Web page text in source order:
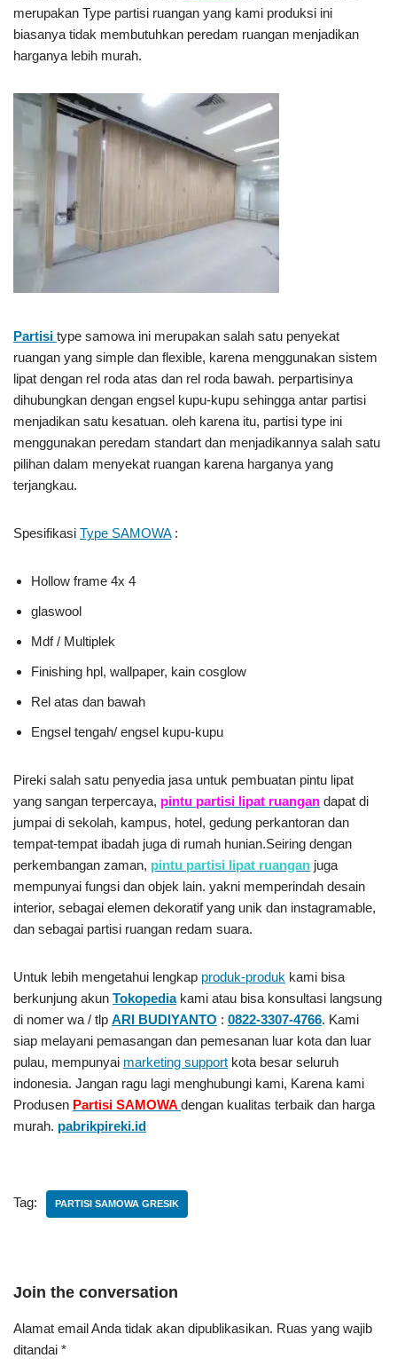
merupakan Type partisi ruangan yang kami produksi ini
biasanya tidak membutuhkan peredam ruangan menjadikan
harganya lebih murah.
Partisi type samowa ini merupakan salah satu penyekat
ruangan yang simple dan flexible, karena menggunakan sistem
lipat dengan rel roda atas dan rel roda bawah. perpartisinya
dihubungkan dengan engsel kupu-kupu sehingga antar partisi
menjadikan satu kesatuan. oleh karena itu, partisi type ini
menggunakan peredam standart dan menjadikannya salah satu
pilihan dalam menyekat ruangan karena harganya yang
terjangkau.
Spesifikasi Type SAMOWA:
Hollow frame 4x 4
glaswool
Mdf / Multiplek
Finishing hpl, wallpaper, kain cosglow
Rel atas dan bawah
Engsel tengah/ engsel kupu-kupu
Pireki salah satu penyedia jasa untuk pembuatan pintu lipat
yang sangan terpercaya, pintu partisi lipat ruangan dapat di
jumpai di sekolah, kampus, hotel, gedung perkantoran dan
tempat-tempat ibadah juga di rumah hunian.Seiring dengan
perkembangan zaman, pintu partisi lipat ruangan juga
mempunyai fungsi dan objek lain. yakni memperindah desain
interior, sebagai elemen dekoratif yang unik dan instagramable,
dan sebagai partisi ruangan redam suara.
Untuk lebih mengetahui lengkap produk-produk kami bisa
berkunjung akun Tokopediakami atau bisa konsultasi langsung
di nomer wa / tlp ARI BUDIYANTO : 0822-3307-4766. Kami
siap melayani pemasangan dan pemesanan luar kota dan luar
pulau, mempunyai marketing support kota besar seluruh
indonesia. Jangan ragu lagi menghubungi kami, Karena kami
Produsen Partisi SAMOWA dengan kualitas terbaik dan harga
murah. pabrikpireki.id
Tag: PARTISI SAMOWA GRESIK
Join the conversation
Alamat email Anda tidak akan dipublikasikan. Ruas yang wajib
ditandai *